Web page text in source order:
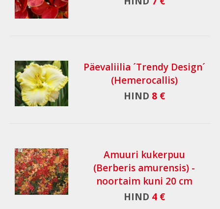
Päevaliilia ´Trendy Design´
(Hemerocallis)
HIND 8 €
Amuuri kukerpuu
(Berberis amurensis) -
noortaim kuni 20 cm
HIND 4 €